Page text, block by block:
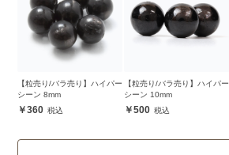
【粒売り/バラ売り】ハイパー
シーン 8mm
360
【粒売り/バラ売り】ハイパー
シーン 10mm
500